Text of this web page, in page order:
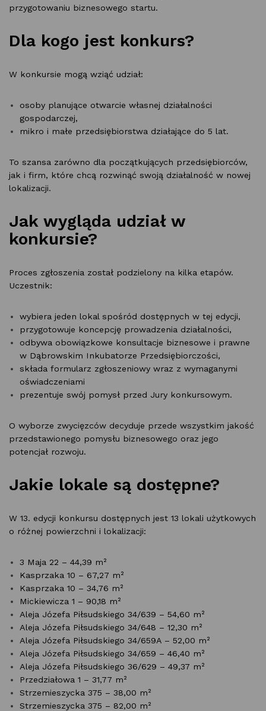
przygotowaniu biznesowego startu.
Dla kogo jest konkurs?
W konkursie mogą wziąć udział:
osoby planujące otwarcie własnej działalności
gospodarczej,
mikro i małe przedsiębiorstwa działające do 5 lat.
To szansa zarówno dla początkujących przedsiębiorców,
jak i firm, które chcą rozwinąć swoją działalność w nowej
lokalizacji.
Jak wygląda udział w
konkursie?
Proces zgłoszenia został podzielony na kilka etapów.
Uczestnik:
wybiera jeden lokal spośród dostępnych w tej edycji,
przygotowuje koncepcję prowadzenia działalności,
odbywa obowiązkowe konsultacje biznesowe i prawne
w Dąbrowskim Inkubatorze Przedsiębiorczości,
składa formularz zgłoszeniowy wraz z wymaganymi
oświadczeniami
prezentuje swój pomysł przed Jury konkursowym.
O wyborze zwycięzców decyduje przede wszystkim jakość
przedstawionego pomysłu biznesowego oraz jego
potencjał rozwoju.
Jakie lokale są dostępne?
W 13. edycji konkursu dostępnych jest 13 lokali użytkowych
o różnej powierzchni i lokalizacji:
3 Maja 22 – 44,39 m²
Kasprzaka 10 – 67,27 m²
Kasprzaka 10 – 34,76 m²
Mickiewicza 1 – 90,18 m²
Aleja Józefa Piłsudskiego 34/639 – 54,60 m²
Aleja Józefa Piłsudskiego 34/648 – 12,30 m²
Aleja Józefa Piłsudskiego 34/659A – 52,00 m²
Aleja Józefa Piłsudskiego 34/659 – 46,40 m²
Aleja Józefa Piłsudskiego 36/629 – 49,37 m²
Przedziałowa 1 – 31,77 m²
Strzemieszycka 375 – 38,00 m²
Strzemieszycka 375 – 82,00 m²